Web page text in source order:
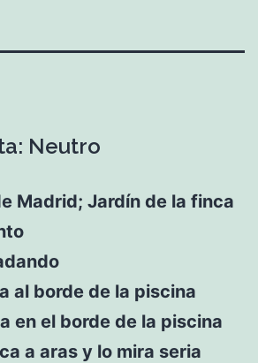
Neutro
Madrid; Jardín de la finca
al borde de la piscina
en el borde de la piscina
a aras y lo mira seria